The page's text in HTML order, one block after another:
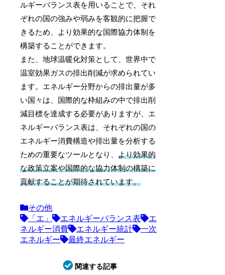
ルギーバランス表を用いることで、それ
ぞれの国の強みや弱みを客観的に把握で
きるため、より効果的な国際協力体制を
構築することができます。
また、地球温暖化対策として、世界中で
温室効果ガスの排出削減が求められてい
ます。エネルギー分野からの排出量が多
い国々は、国際的な枠組みの中で排出削
減目標を達成する必要がありますが、エ
ネルギーバランス表は、それぞれの国の
エネルギー消費構造や排出量を分析する
ための重要なツールとなり、より効果的
な政策立案や国際的な協力体制の構築に
貢献することが期待されています。
その他
「エ」
エネルギーバランス表
エ
ネルギー消費
エネルギー統計
一次
エネルギー
最終エネルギー
関連する記事